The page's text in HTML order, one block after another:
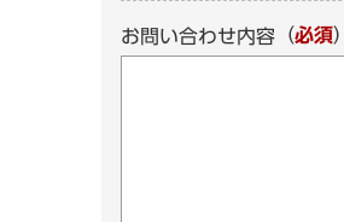
お問い合わせ内容 （必須）